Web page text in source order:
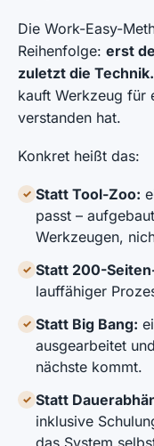
Die Work-Easy-
Reihenfolge: erst
zuletzt die Technik.
kauft Werkzeug für
verstanden hat.
Konkret heißt das:
✓ Statt Tool-Zoo:
passt –
Werkzeugen,
✓ Statt 200-
lauffähiger
✓ Statt Big Bang:
ausgearbeitet
nächste kommt.
✓ Statt
inklusive
das System